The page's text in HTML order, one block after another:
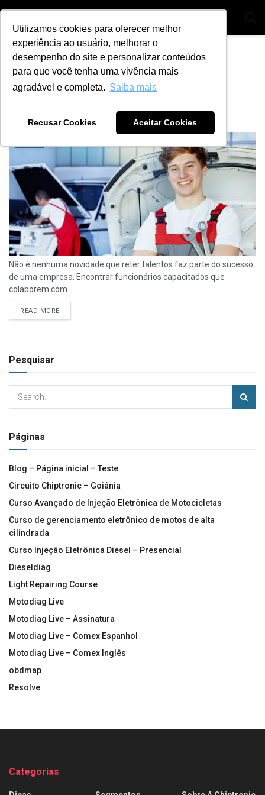
Utilizamos cookies para oferecer melhor
experiência ao usuário, melhorar o
desempenho do site e personalizar conteúdos
para que você tenha uma vivência mais
agradável e completa. Saiba mais
Recusar Cookies Aceitar Cookies
Home Tag capacitação de funcionários
Tag:capacitação de funcionários
ANA JULIA ALVES 21 DE JUNHO DE 2021
Não é nenhuma novidade que reter talentos faz parte do sucesso
de uma empresa. Encontrar funcionários capacitados que
colaborem com ...
READ MORE
Pesquisar
Páginas
Blog – Página inicial – Teste
Circuito Chiptronic – Goiânia
Curso Avançado de Injeção Eletrônica de Motocicletas
Curso de gerenciamento eletrônico de motos de alta
cilindrada
Curso Injeção Eletrônica Diesel – Presencial
Dieseldiag
Light Repairing Course
Motodiag Live
Motodiag Live – Assinatura
Motodiag Live – Comex Espanhol
Motodiag Live – Comex Inglês
obdmap
Resolve
Categorias